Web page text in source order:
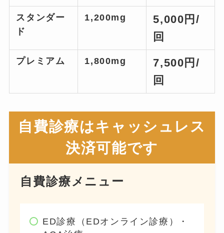
スタンダー
ド
1,200mg
5,000円/
回
プレミアム 1,800mg
7,500円/
回
自費診療はキャッシュレス
決済可能です
自費診療メニュー
ED診療（EDオンライン診療）・